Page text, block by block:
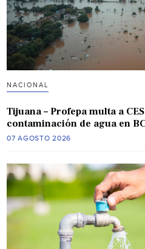
NACIONAL
Tijuana – Profepa multa a
contaminación de agua en
07 AGOSTO 2026